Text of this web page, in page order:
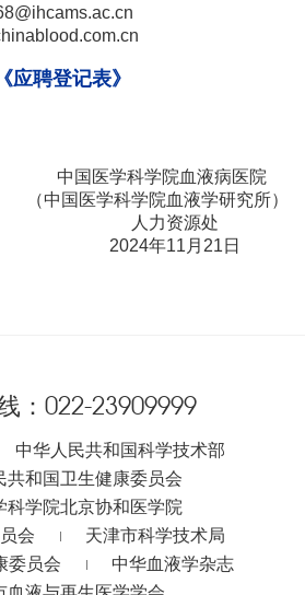
《应聘登记表》
中国医学科学院血液病医院
学科学院血液学研究所）
人力资源处
2024年11月21日
： 022-23909999
中华人民共和国科学技术部
共和国卫生健康委员会
科学院北京协和医学院
会
天津市科学技术局
委员会
中华血液学杂志